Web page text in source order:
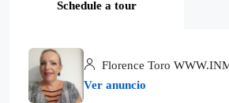
Schedule a tour
Florence Toro
Ver anuncio